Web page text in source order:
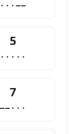
···−−
5
·····
7
−−···